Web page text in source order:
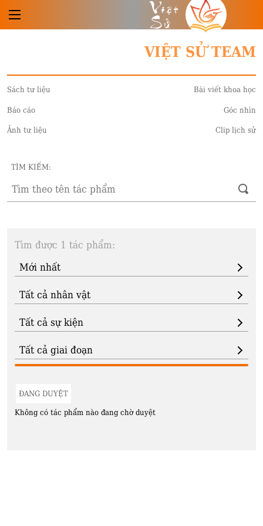
Việt
Sử
VIỆT SỬ TEAM
Sách tư liệu Bài viết khoa học
Báo cáo Góc nhìn
Ảnh tư liệu Clip lịch sử
TÌM KIẾM:
Tìm được 1 tác phẩm:
ĐANG DUYỆT
Không có tác phẩm nào đang chờ duyệt